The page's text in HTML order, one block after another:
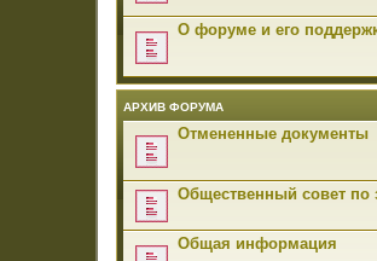
О форуме и его
АРХИВ ФОРУМА
Отмененные документы
Общественный совет по
Общая информация